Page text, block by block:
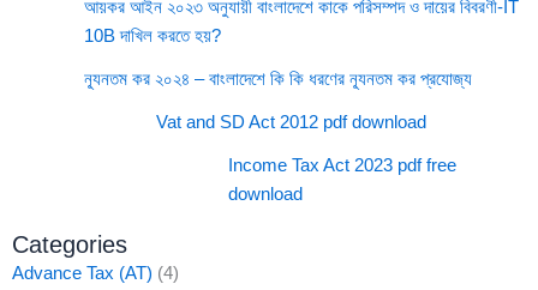
আয়কর আইন ২০২৩ অনুযায়ী বাংলাদেশে কাকে পরিসম্পদ ও দায়ের বিবরণী-IT
10B দাখিল করতে হয়?
ন্যূনতম কর ২০২৪ – বাংলাদেশে কি কি ধরণের ন্যূনতম কর প্রযোজ্য
Vat and SD Act 2012 pdf download
Income Tax Act 2023 pdf free
download
Categories
Advance Tax (AT) (4)